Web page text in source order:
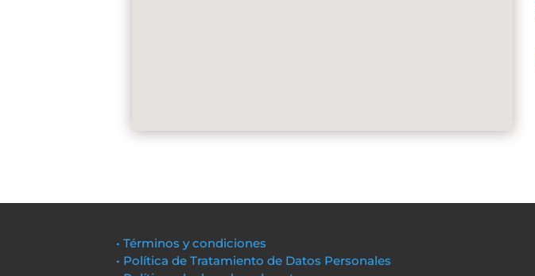
• Términos y condiciones
• Política de Tratamiento de Datos Personales